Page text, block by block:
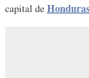
capital de